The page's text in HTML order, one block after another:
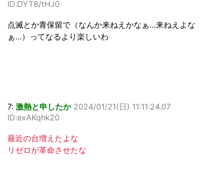
ID:DYT8/tHJ0
点滅とか青保留で（なんか来ねえかなぁ…来ねえよな
ぁ…）ってなるより楽しいわ
7: 激熱と申したか 2024/01/21(日) 11:11:24.07
ID:exAKqhk20
最近の台増えたよな
リゼロが革命させたな